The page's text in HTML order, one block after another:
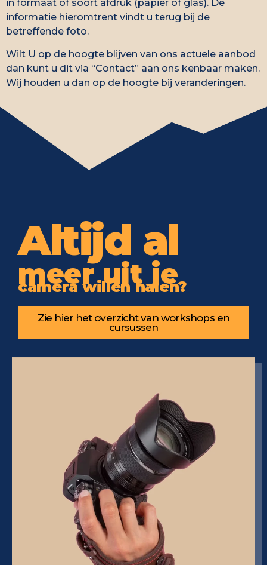
in formaat of soort afdruk (papier of glas). De
informatie hieromtrent vindt u terug bij de
betreffende foto.
Wilt U op de hoogte blijven van ons actuele aanbod
dan kunt u dit via “Contact” aan ons kenbaar maken.
Wij houden u dan op de hoogte bij veranderingen.
Altijd al
meer uit je
camera willen halen?
Zie hier het overzicht van workshops en
cursussen